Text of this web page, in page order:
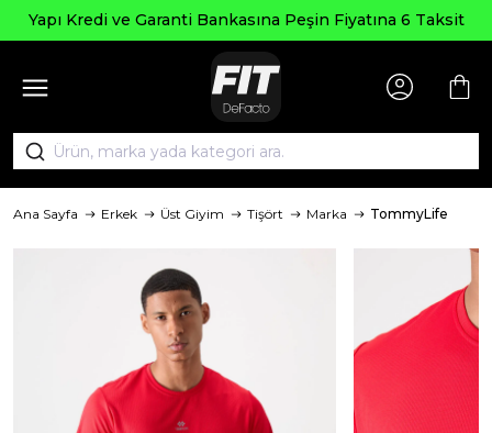
Kredi ve Garanti Bankasına Peşin Fiyatına 6 Taksit
Ana Sayfa Erkek Üst Giyim Tişört Marka TommyLife